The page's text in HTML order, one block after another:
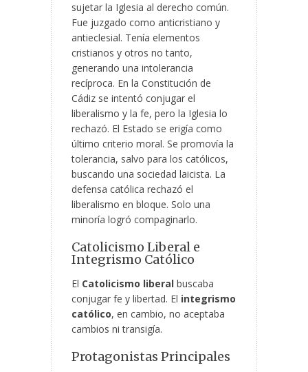
sujetar la Iglesia al derecho común.
Fue juzgado como anticristiano y
antieclesial. Tenía elementos
cristianos y otros no tanto,
generando una intolerancia
recíproca. En la Constitución de
Cádiz se intentó conjugar el
liberalismo y la fe, pero la Iglesia lo
rechazó. El Estado se erigía como
último criterio moral. Se promovía la
tolerancia, salvo para los católicos,
buscando una sociedad laicista. La
defensa católica rechazó el
liberalismo en bloque. Solo una
minoría logró compaginarlo.
Catolicismo Liberal e
Integrismo Católico
El Catolicismo liberal buscaba
conjugar fe y libertad. El integrismo
católico, en cambio, no aceptaba
cambios ni transigía.
Protagonistas Principales